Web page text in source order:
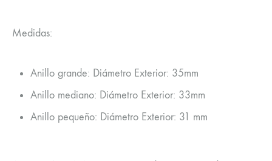
Medidas:
Anillo grande: Diámetro Exterior: 35mm
Anillo mediano: Diámetro Exterior: 33mm
Anillo pequeño: Diámetro Exterior: 31 mm